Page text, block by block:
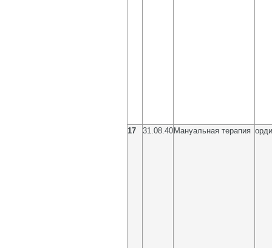
17 31.08.40 Мануальная терапия